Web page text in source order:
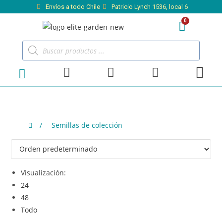
Envíos a todo Chile Patricio Lynch 1536, local 6
/ Semillas de colección
Visualización:
24
48
Todo